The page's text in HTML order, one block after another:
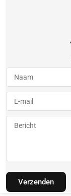
Verzenden